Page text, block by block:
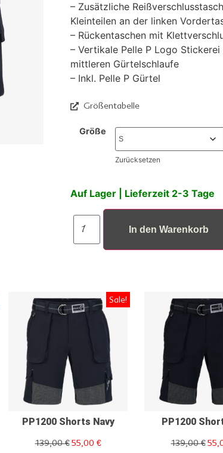
– Zusätzliche
Kleinteilen an der linken
– Rückentaschen mit
– Vertikale Pelle P Logo
mittleren Gürtelschlaufe
– Inkl. Pelle P Gürtel
Größentabelle
Größe
Zurücksetzen
Auf Lager | Lieferzeit 2-3 Tage
In den Warenkorb
Sale!
PP1200 Shorts Navy
139,00€ 55,00 €
PP1200
139,00€